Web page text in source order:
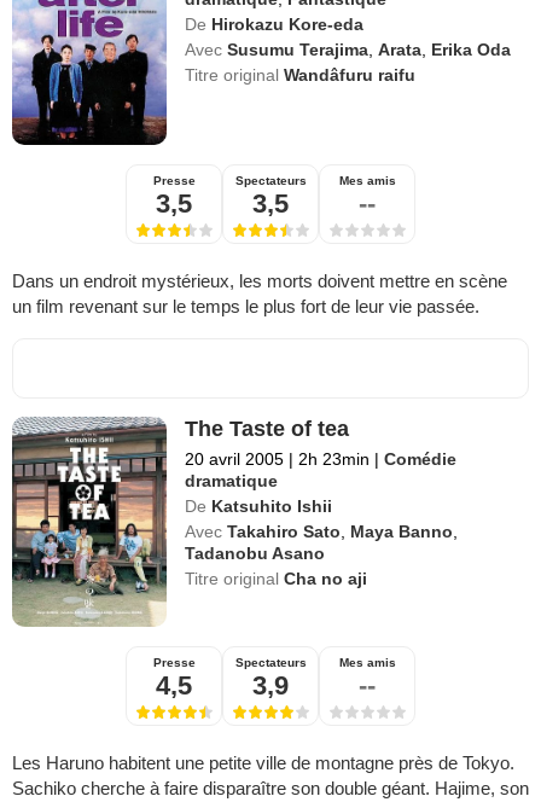
De Hirokazu Kore-eda
Avec Susumu Terajima ,Arata Erika Oda
Titre originalWandâfuru raifu
Presse
3,5
Spectateurs
3,5
Mes amis
--
Dans un endroit mystérieux, les morts doivent mettre en scène
un film revenant sur le temps le plus fort de leur vie passée.
The Taste of tea
20 avril 2005 | 2h 23min | Comédie
dramatique
De Katsuhito Ishii
Avec Takahiro Sato Maya Banno
Tadanobu Asano
Titre originalCha no aji
Presse
4,5
Spectateurs
3,9
Mes amis
--
Les Haruno habitent une petite ville de montagne près de Tokyo.
Sachiko cherche à faire disparaître son double géant. Hajime, son